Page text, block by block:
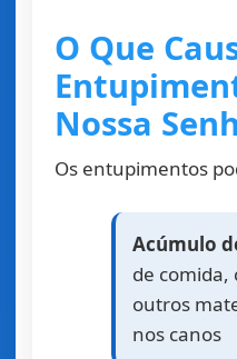
O Que
Nossa
Os entupimentos
Acúmulo
de comida,
outros
nos canos